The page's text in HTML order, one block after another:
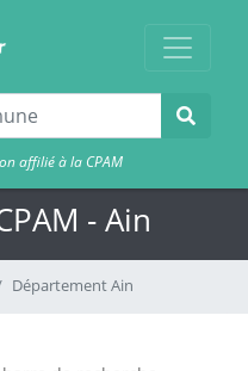
affilié à la CPAM
- Ain
Département Ain